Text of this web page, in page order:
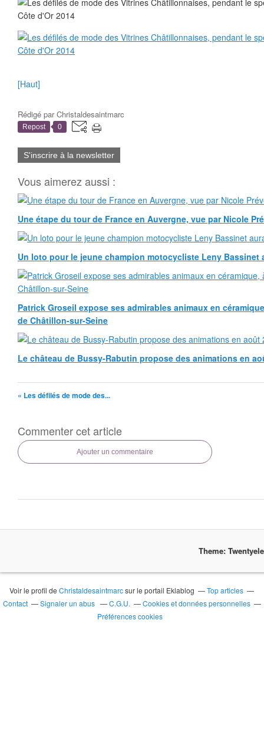
[Haut]
Rédigé parChristaldesaintmarc
Repost 0
S'inscrire à la newsletter
Vous aimerez aussi :
Une étape du tour de France en Auvergne, vue par Nicole
Un loto pour le jeune champion motocycliste Leny Bassinet
Patrick Groseil expose ses admirables animaux en
de Châtillon-sur-Seine
Le château de Bussy-Rabutin propose des animations en
« Les défilés de mode des...
Commenter cet article
Ajouter un commentaire
Theme:
Voir le profil deChristaldesaintmarcsur le portail Eklablog
Top articles
Contact
Signaler un abus C.G.U.
Cookies et données personnelles
Préférences cookies